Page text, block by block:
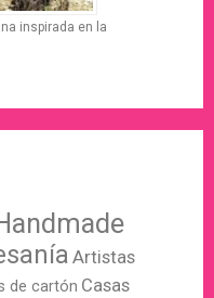
inspirada en la
Artistas
de cartón Casas